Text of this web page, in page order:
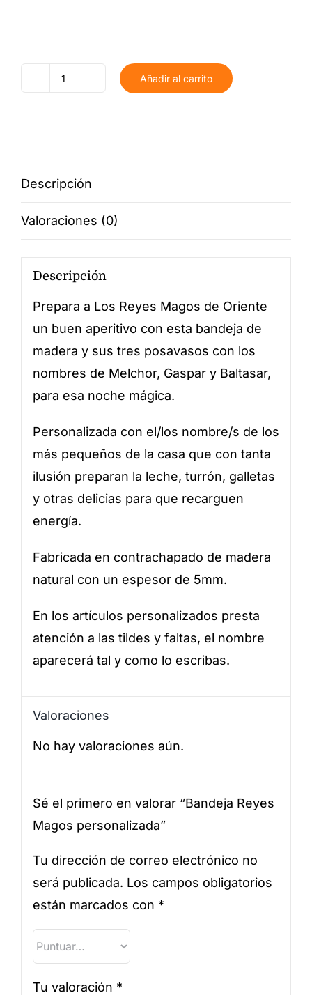
cantidad
Añadir al carrito
Descripción
Valoraciones (0)
Descripción
Prepara a Los Reyes Magos de Oriente
un buen aperitivo con esta bandeja de
madera y sus tres posavasos con los
nombres de Melchor, Gaspar y Baltasar,
para esa noche mágica.
Personalizada con el/los nombre/s de los
más pequeños de la casa que con tanta
ilusión preparan la leche, turrón, galletas
y otras delicias para que recarguen
energía.
Fabricada en contrachapado de madera
natural con un espesor de 5mm.
En los artículos personalizados presta
atención a las tildes y faltas, el nombre
aparecerá tal y como lo escribas.
Valoraciones
No hay valoraciones aún.
Sé el primero en valorar “Bandeja Reyes
Magos personalizada”
Tu dirección de correo electrónico no
será publicada. Los campos obligatorios
están marcados con *
Tu valoración *